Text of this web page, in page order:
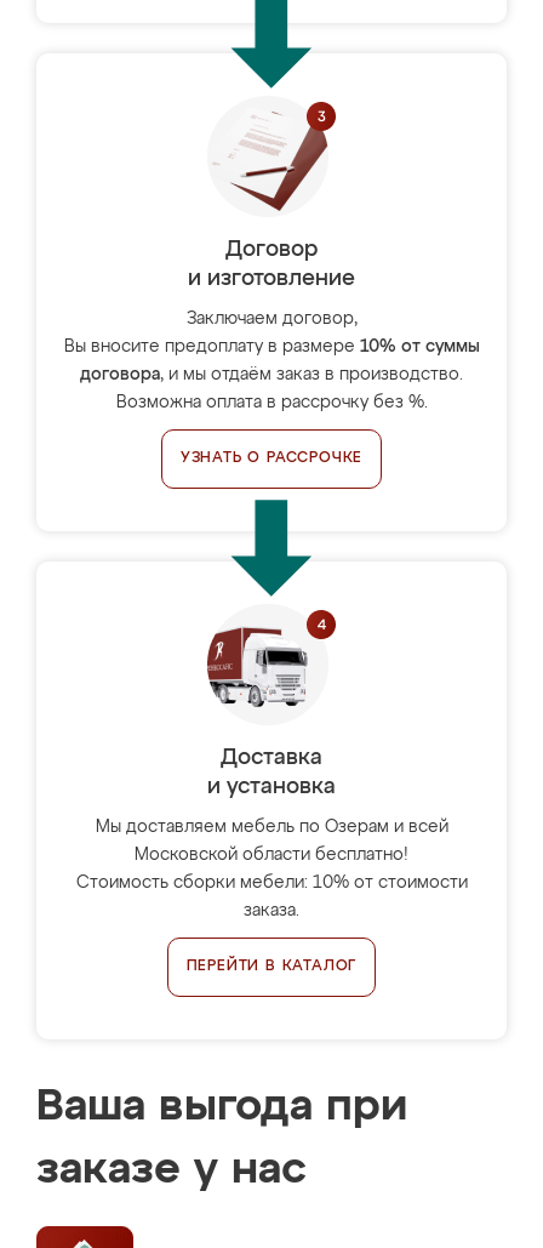
Договор
и изготовление
Заключаем договор,
Вы вносите предоплату в размере 10% от суммы
договора, и мы отдаём заказ в производство.
Возможна оплата в рассрочку без %.
УЗНАТЬ О РАССРОЧКЕ
Доставка
и установка
Мы доставляем мебель по Озерам и всей
Московской области бесплатно!
Стоимость сборки мебели: 10% от стоимости
заказа.
ПЕРЕЙТИ В КАТАЛОГ
Ваша выгода при
заказе у нас